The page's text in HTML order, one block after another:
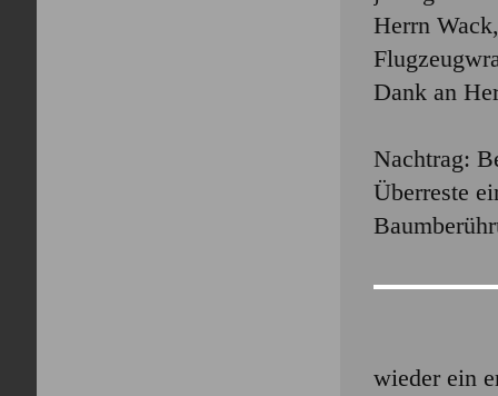
Herrn
Dank an
Nachtrag:
Überreste
wieder ein